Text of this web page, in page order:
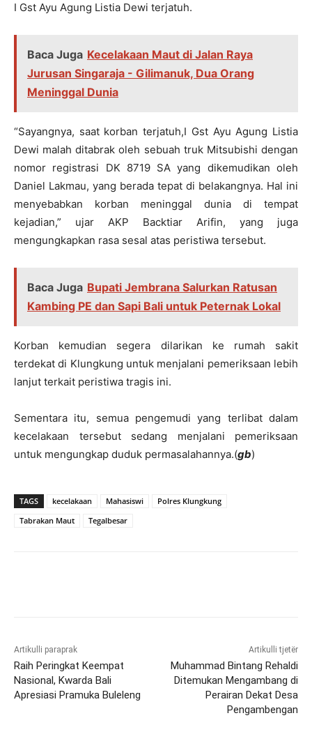
I Gst Ayu Agung Listia Dewi terjatuh.
Baca Juga Kecelakaan Maut di Jalan Raya
Jurusan Singaraja - Gilimanuk, Dua Orang
Meninggal Dunia
“Sayangnya, saat korban terjatuh,I Gst Ayu Agung Listia
Dewi malah ditabrak oleh sebuah truk Mitsubishi dengan
nomor registrasi DK 8719 SA yang dikemudikan oleh
Daniel Lakmau, yang berada tepat di belakangnya. Hal ini
menyebabkan korban meninggal dunia di tempat
kejadian,” ujar AKP Backtiar Arifin, yang juga
mengungkapkan rasa sesal atas peristiwa tersebut.
Baca Juga Bupati Jembrana Salurkan Ratusan
Kambing PE dan Sapi Bali untuk Peternak Lokal
Korban kemudian segera dilarikan ke rumah sakit
terdekat di Klungkung untuk menjalani pemeriksaan lebih
lanjut terkait peristiwa tragis ini.
Sementara itu, semua pengemudi yang terlibat dalam
kecelakaan tersebut sedang menjalani pemeriksaan
untuk mengungkap duduk permasalahannya.(gb)
TAGS kecelakaan Mahasiswi
Polres Klungkung
Tabrakan Maut
Tegalbesar
Artikulli paraprak
Raih Peringkat Keempat
Nasional, Kwarda Bali
Apresiasi Pramuka Buleleng
Artikulli tjetër
Muhammad Bintang Rehaldi
Ditemukan Mengambang di
Perairan Dekat Desa
Pengambengan